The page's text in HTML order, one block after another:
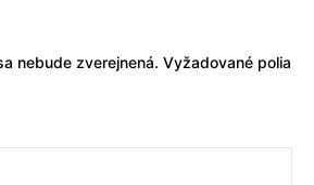
nebude zverejnená. Vyžadované polia